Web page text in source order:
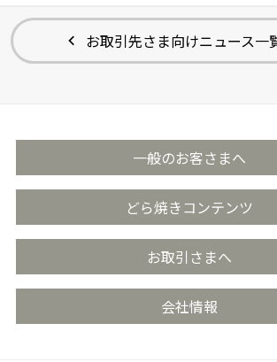
お取引先さま向けニュース一
一般のお客さまへ
全国の販売店
おいしさのこだわり
安心・安全の取り組み
どら焼きコンテンツ
どらやきのまち米子
どらやきの日 (4月4日)
お取引さまへ
お取引先さま向け情報TOP
商品カタログ
会社情報